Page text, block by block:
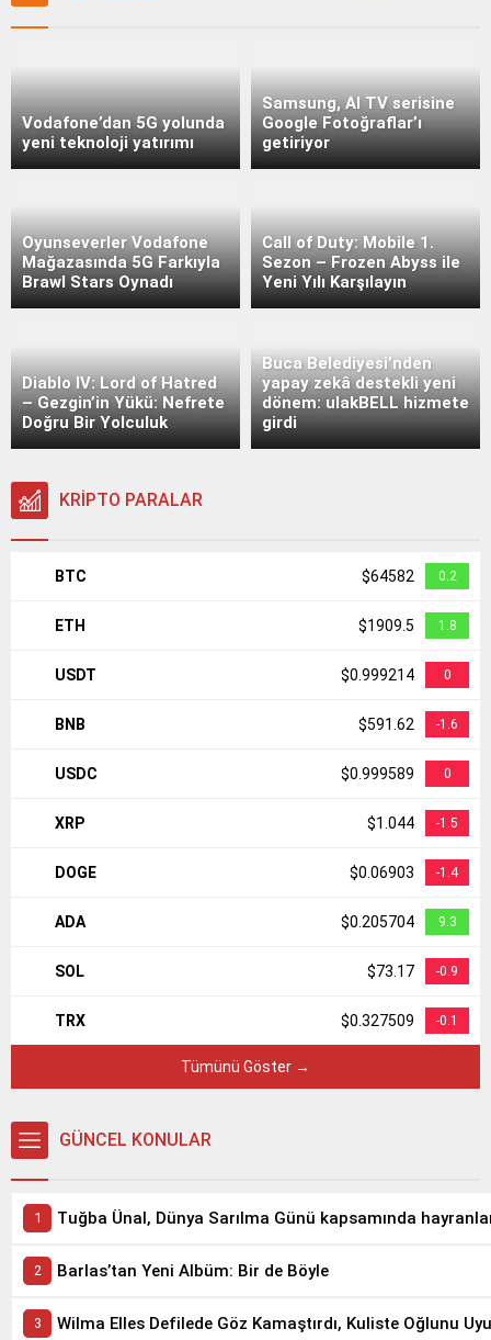
Vodafone’dan 5G yolunda
yeni teknoloji yatırımı
Samsung, AI TV serisine
Google Fotoğraflar’ı
getiriyor
Oyunseverler Vodafone
Mağazasında 5G Farkıyla
Brawl Stars Oynadı
Call of Duty: Mobile 1.
Sezon – Frozen Abyss ile
Yeni Yılı Karşılayın
Diablo IV: Lord of Hatred
– Gezgin’in Yükü: Nefrete
Doğru Bir Yolculuk
Buca Belediyesi’nden
yapay zekâ destekli yeni
dönem: ulakBELL hizmete
girdi
KRİPTO PARALAR
BTC $64582 0.2
ETH $1909.5 1.8
USDT $0.999214 0
BNB $591.62 -1.6
USDC $0.999589 0
XRP $1.044 -1.5
DOGE $0.06903 -1.4
ADA $0.205704 9.3
SOL $73.17 -0.9
TRX $0.327509 -0.1
Tümünü Göster →
GÜNCEL KONULAR
Barlas’tan Yeni Albüm: Bir de Böyle
Wilma Elles Defilede Göz Kamaştırdı, Kuliste Oğlunu